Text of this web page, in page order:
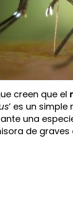
creen que el
‘ es un
una
de